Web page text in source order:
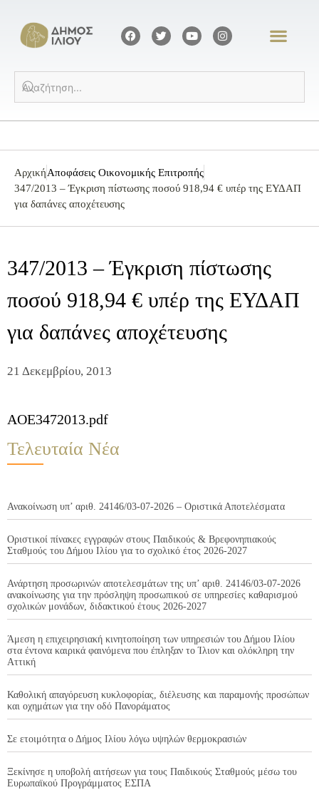
ΑρχικήΑποφάσεις Οικονομικής Επιτροπής
347/2013 – Έγκριση πίστωσης ποσού 918,94 € υπέρ της ΕΥΔΑΠ
για δαπάνες αποχέτευσης
347/2013 – Έγκριση πίστωσης
ποσού 918,94 € υπέρ της ΕΥΔΑΠ
για δαπάνες αποχέτευσης
21 Δεκεμβρίου, 2013
AOE3472013.pdf
Τελευταία Νέα
Ανακοίνωση υπ’ αριθ. 24146/03-07-2026 – Οριστικά Αποτελέσματα
Οριστικοί πίνακες εγγραφών στους Παιδικούς & Βρεφονηπιακούς
Σταθμούς του Δήμου Ιλίου για το σχολικό έτος 2026-2027
Ανάρτηση προσωρινών αποτελεσμάτων της υπ’ αριθ. 24146/03-07-2026
ανακοίνωσης για την πρόσληψη προσωπικού σε υπηρεσίες καθαρισμού
σχολικών μονάδων, διδακτικού έτους 2026-2027
Άμεση η επιχειρησιακή κινητοποίηση των υπηρεσιών του Δήμου Ιλίου
στα έντονα καιρικά φαινόμενα που έπληξαν το Ίλιον και ολόκληρη την
Αττική
Καθολική απαγόρευση κυκλοφορίας, διέλευσης και παραμονής προσώπων
και οχημάτων για την οδό Πανοράματος
Σε ετοιμότητα ο Δήμος Ιλίου λόγω υψηλών θερμοκρασιών
Ξεκίνησε η υποβολή αιτήσεων για τους Παιδικούς Σταθμούς μέσω του
Ευρωπαϊκού Προγράμματος ΕΣΠΑ